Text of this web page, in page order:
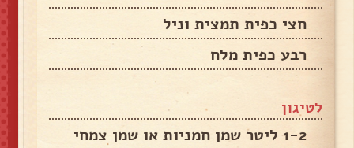
חצי כפית תמצית וניל
רבע כפית מלח
לטיגון
1-2 ליטר שמן חמניות או שמן צמחי